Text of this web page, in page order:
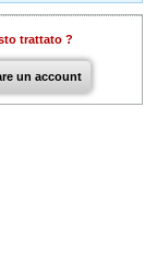
trattato ?
un account